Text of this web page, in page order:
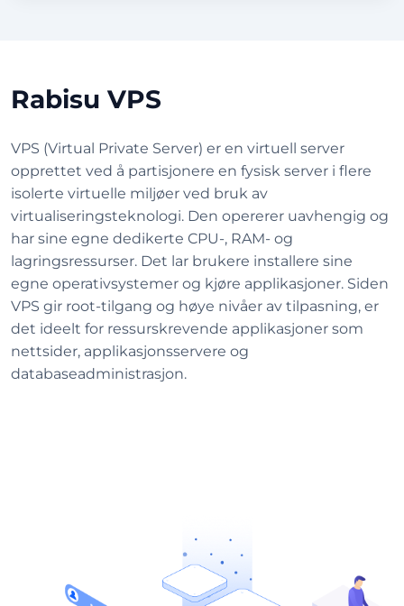
Rabisu VPS
VPS (Virtual Private Server) er en virtuell server
opprettet ved å partisjonere en fysisk server i flere
isolerte virtuelle miljøer ved bruk av
virtualiseringsteknologi. Den opererer uavhengig og
har sine egne dedikerte CPU-, RAM- og
lagringsressurser. Det lar brukere installere sine
egne operativsystemer og kjøre applikasjoner. Siden
VPS gir root-tilgang og høye nivåer av tilpasning, er
det ideelt for ressurskrevende applikasjoner som
nettsider, applikasjonsservere og
databaseadministrasjon.